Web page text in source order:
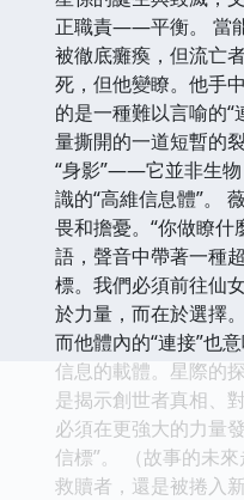
正職責——平衡。 當
被徹底癱瘓，但流亡
死，但他變瞭。他手
的是一種難以言喻的
量撕開的一道短暫的
“身影”——它並非生
識的“高維信息體”。
畏和擔憂。“你做瞭
語，聲音中帶著一種
標。我們必須前往仙
於力量，而在於選擇
而他體內的“連接”也
信息的載體。星際的
是揭示創世者真相、
必須在更強大的力量
信標”。 （故事的未
救贖者，還是被捲入